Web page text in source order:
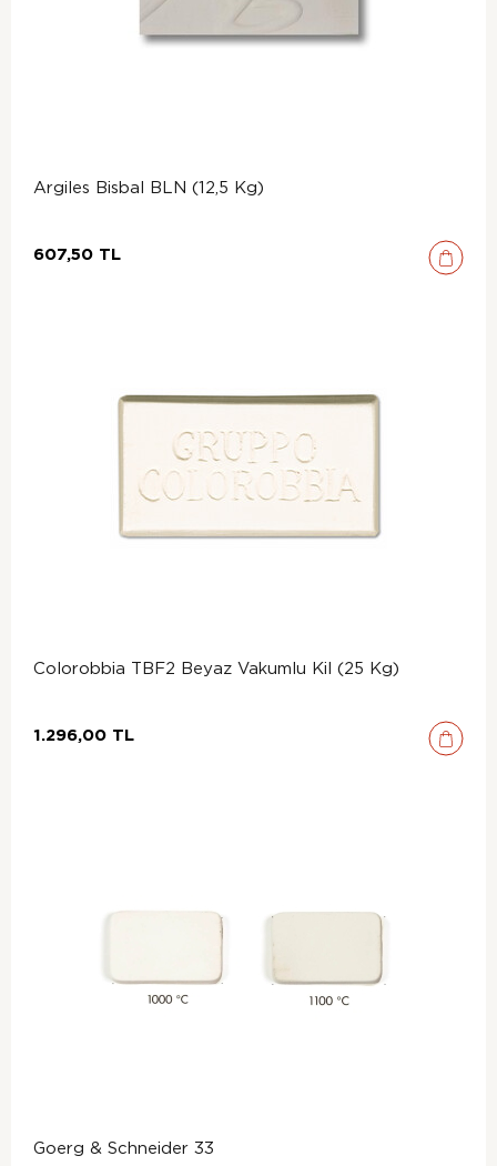
Argiles Bisbal BLN (12,5 Kg)
607,50 TL
Colorobbia TBF2 Beyaz Vakumlu Kil (25 Kg)
1.296,00 TL
Goerg & Schneider 33